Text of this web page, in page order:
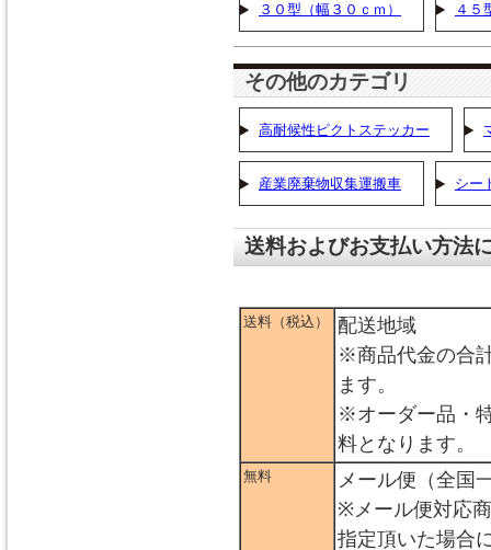
３０型（幅３０ｃｍ） ４５
その他のカテゴリ
高耐候性ピクトステッカー
産業廃棄物収集運搬車 シー
送料およびお支払い方法
送料（税込）
配送地域
※商品代金の合
ます。
※オーダー品・
料となります。
無料
メール便（全国
※メール便対応
指定頂いた場合